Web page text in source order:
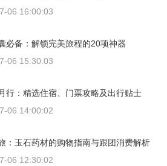
06 16:00:03
必备：解锁完美旅程的20项神器
06 15:30:03
行：精选住宿、门票攻略及出行贴士
06 14:00:02
：玉石药材的购物指南与跟团消费解析
06 12:30:02